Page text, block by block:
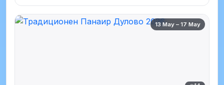
13 May – 17 May